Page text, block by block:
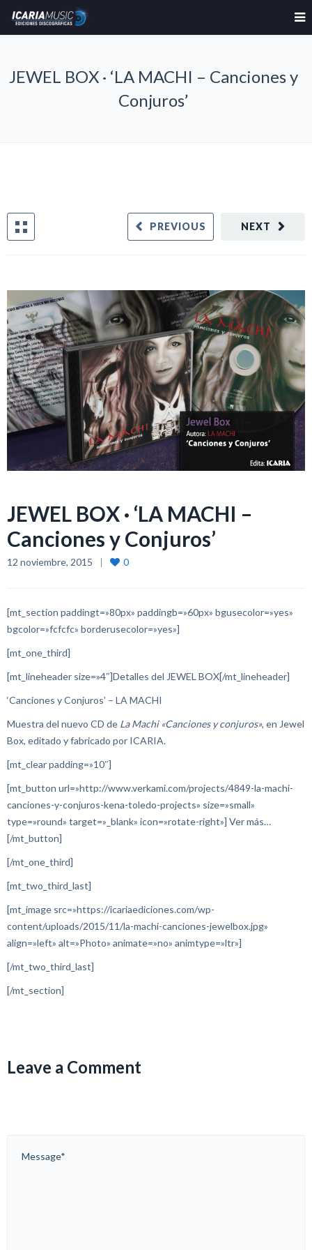
JEWEL BOX · ‘LA MACHI – Canciones y
Conjuros’
NEXT
PREVIOUS
JEWEL BOX · ‘LA MACHI –
Canciones y Conjuros’
12 noviembre, 2015 0
[mt_section paddingt=»80px» paddingb=»60px» bgusecolor=»yes»
bgcolor=»fcfcfc» borderusecolor=»yes»]
[mt_one_third]
[mt_lineheader size=»4″]Detalles del JEWEL BOX[/mt_lineheader]
‘Canciones y Conjuros’ – LA MACHI
Muestra del nuevo CD de La Machi «Canciones y conjuros», en Jewel
Box, editado y fabricado por ICARIA.
[mt_clear padding=»10″]
[mt_button url=»http://www.verkami.com/projects/4849-la-machi-
canciones-y-conjuros-kena-toledo-projects» size=»small»
type=»round» target=»_blank» icon=»rotate-right»] Ver más…
[/mt_button]
[/mt_one_third]
[mt_two_third_last]
[mt_image src=»https://icariaediciones.com/wp-
content/uploads/2015/11/la-machi-canciones-jewelbox.jpg»
align=»left» alt=»Photo» animate=»no» animtype=»ltr»]
[/mt_two_third_last]
[/mt_section]
Leave a Comment